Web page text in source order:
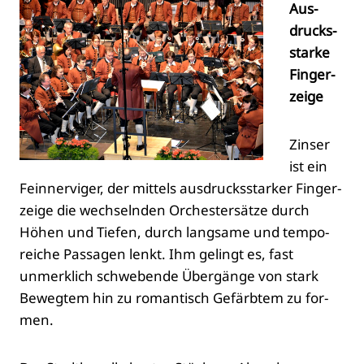
Aus­
drucks­
star­ke
Fin­ger­
zei­ge
Zins­er
ist ein
Fein­ner­vi­ger, der mit­tels aus­drucks­star­ker Fin­ger­
zei­ge die wech­seln­den Orches­ter­sät­ze durch
Höhen und Tie­fen, durch lang­sa­me und tem­po­
rei­che Pas­sa­gen lenkt. Ihm gelingt es, fast
unmerk­lich schwe­ben­de Über­gän­ge von stark
Beweg­tem hin zu roman­tisch Gefärb­tem zu for­
men.